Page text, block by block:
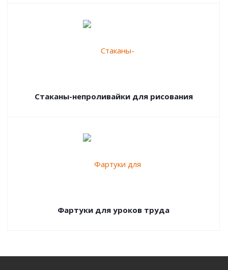
Стаканы-непроливайки для рисования
Фартуки для уроков труда